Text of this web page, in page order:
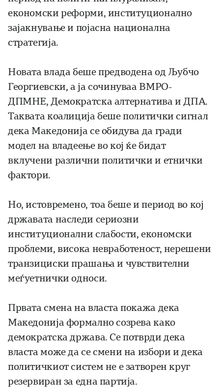
економски реформи, институционално
зајакнување и појасна национална
стратегија.
Новата влада беше предводена од Љубчо
Георгиевски, а ја сочинуваа ВМРО-
ДПМНЕ, Демократска алтернатива и ДПА.
Таквата коалиција беше политички сигнал
дека Македонија се обидува да гради
модел на владеење во кој ќе бидат
вклучени различни политички и етнички
фактори.
Но, истовремено, тоа беше и период во кој
државата наследи сериозни
институционални слабости, економски
проблеми, висока невработеност, нерешени
транзициски прашања и чувствителни
меѓуетнички односи.
Првата смена на власта покажа дека
Македонија формално созрева како
демократска држава. Се потврди дека
власта може да се смени на избори и дека
политичкиот систем не е затворен круг
резервиран за една партија.